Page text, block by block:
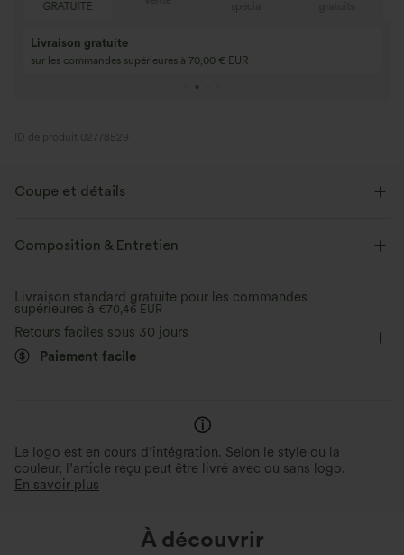
3 achetés, 1 offert
Achetez 4 pour 3, achetez 8 pour 6
ID de produit 02778529
Coupe et détails
Taille plate Poches latérales
17,5 cm Taille haute
Composition & Entretien
Livraison standard gratuite pour les commandes
supérieures à €70,46 EUR
Retours faciles sous 30 jours
Paiement facile
Le logo est en cours d’intégration. Selon le style ou la
couleur, l’article reçu peut être livré avec ou sans logo.
En savoir plus
À découvrir